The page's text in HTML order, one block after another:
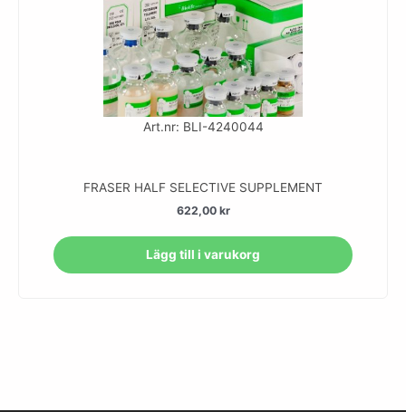
Art.nr: BLI-4240044
FRASER HALF SELECTIVE SUPPLEMENT
622,00 kr
Lägg till i varukorg